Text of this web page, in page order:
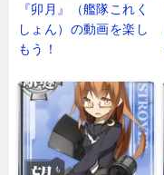
『卯月』（艦隊これく
しょん）の動画を楽し
もう！